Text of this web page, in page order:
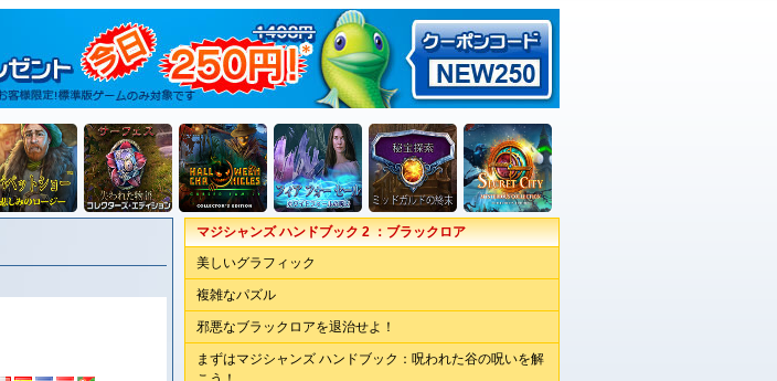
マジシャンズ ハンドブック 2 ：ブラックロア
美しいグラフィック
複雑なパズル
邪悪なブラックロアを退治せよ！
まずはマジシャンズ ハンドブック：呪われた谷の呪いを解